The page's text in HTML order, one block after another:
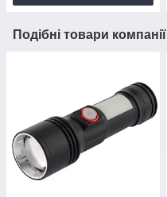
Подібні товари компанії